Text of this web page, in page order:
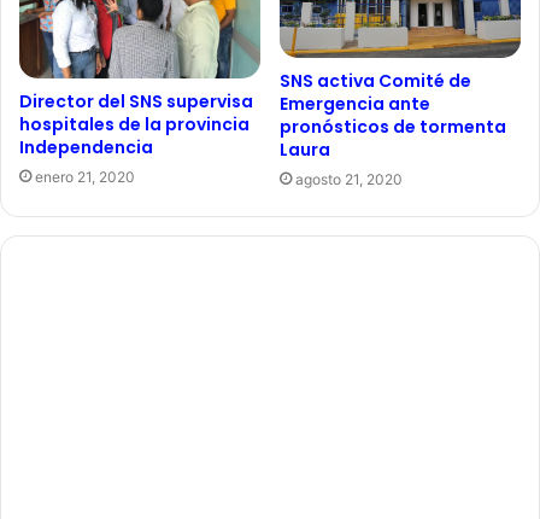
Director del SNS supervisa
hospitales de la provincia
Independencia
enero 21, 2020
SNS activa Comité de
Emergencia ante
pronósticos de tormenta
Laura
agosto 21, 2020